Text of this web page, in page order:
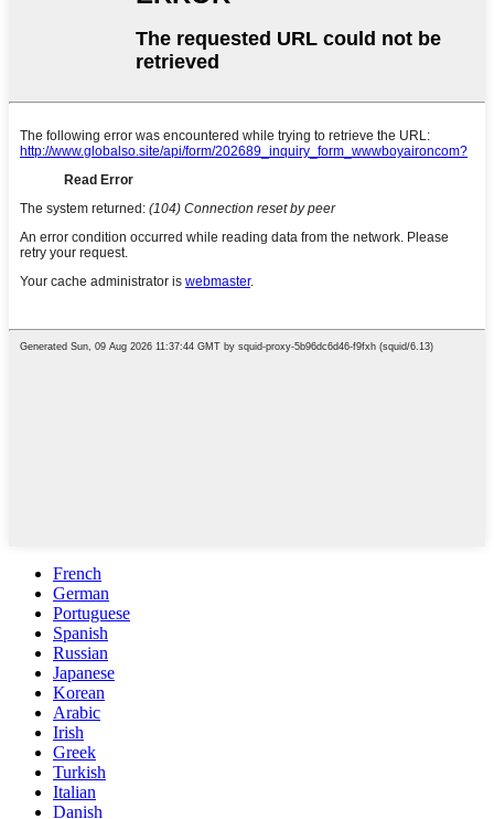
French
German
Portuguese
Spanish
Russian
Japanese
Korean
Arabic
Irish
Greek
Turkish
Italian
Danish